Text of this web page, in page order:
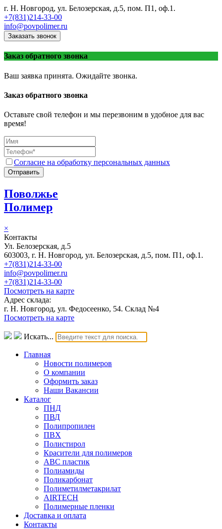
г. Н. Новгород, ул. Белозерская, д.5, пом. П1, оф.1.
+7(831)214-33-00
info@povpolimer.ru
Заказать звонок
Заказ обратного звонка
Ваш заявка принята. Ожидайте звонка.
Заказ обратного звонка
Оставьте свой телефон и мы перезвоним в удобное для вас
время!
Согласие на обработку персональных данных
Отправить
Поволжье
Полимер
×
Контакты
Ул. Белозерская, д.5
603003, г. Н. Новгород, ул. Белозерская, д.5, пом. П1, оф.1.
+7(831)214-33-00
info@povpolimer.ru
+7(831)214-33-00
Посмотреть на карте
Адрес склада:
г. Н. Новгород, ул. Федосеенко, 54. Склад №4
Посмотреть на карте
Искать...
Главная
Новости полимеров
О компании
Оформить заказ
Наши Вакансии
Каталог
ПНД
ПВД
Полипропилен
ПВХ
Полистирол
Красители для полимеров
АВС пластик
Полиамиды
Поликарбонат
Полиметилметакрилат
AIRTECH
Полимерные пленки
Доставка и оплата
Контакты